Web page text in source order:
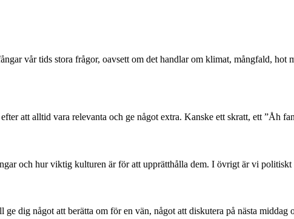
vår tids stora frågor, oavsett om det handlar om klimat, mångfald,
att alltid vara relevanta och ge något extra. Kanske ett skratt, ett ”Åh
och hur viktig kulturen är för att upprätthålla dem. I övrigt är vi politiskt
dig något att berätta om för en vän, något att diskutera på nästa middag